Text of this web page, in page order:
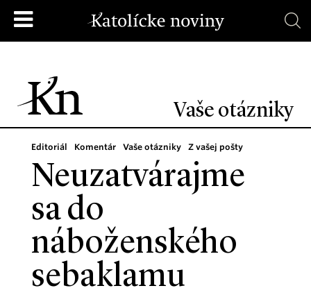
Vaše otázniky
Editoriál Komentár Vaše otázniky Z vašej pošty
Neuzatvárajme
sa do
náboženského
sebaklamu